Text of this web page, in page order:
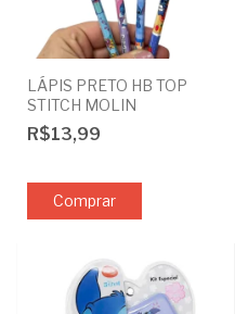
LÁPIS PRETO HB TOP
STITCH MOLIN
R$13,99